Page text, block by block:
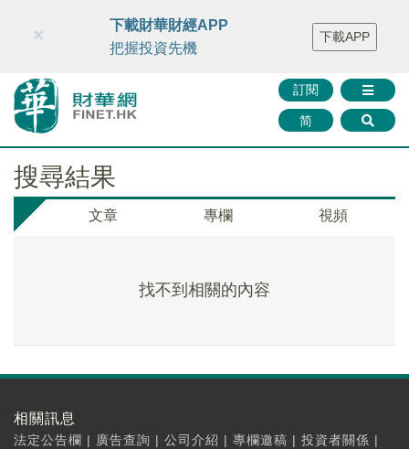
財華智庫網 FINTV FINMETA 財華證券 媒體矩陣
智庫沙龍
聯絡我們
訂閱
简
×
下載財華財經APP
把握投資先機
下載APP
搜尋結果
文章 專欄 視頻
找不到相關的內容
相關訊息
法定公告欄 | 廣告查詢 | 公司介紹 | 專欄邀稿 | 投資者關係 |